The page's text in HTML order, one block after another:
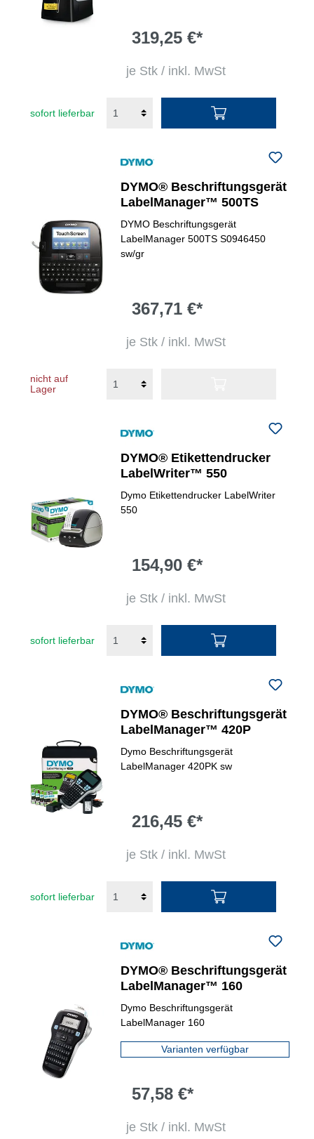
319,25 €*
je Stk / inkl. MwSt
sofort lieferbar
DYMO® Beschriftungsgerät
LabelManager™ 500TS
DYMO Beschriftungsgerät
LabelManager 500TS S0946450
sw/gr
367,71 €*
je Stk / inkl. MwSt
nicht auf
Lager
DYMO® Etikettendrucker
LabelWriter™ 550
Dymo Etikettendrucker LabelWriter
550
154,90 €*
je Stk / inkl. MwSt
sofort lieferbar
DYMO® Beschriftungsgerät
LabelManager™ 420P
Dymo Beschriftungsgerät
LabelManager 420PK sw
216,45 €*
je Stk / inkl. MwSt
sofort lieferbar
DYMO® Beschriftungsgerät
LabelManager™ 160
Dymo Beschriftungsgerät
LabelManager 160
Varianten verfügbar
57,58 €*
je Stk / inkl. MwSt